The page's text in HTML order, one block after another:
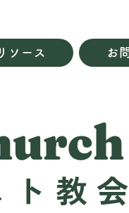
リソース お
教会